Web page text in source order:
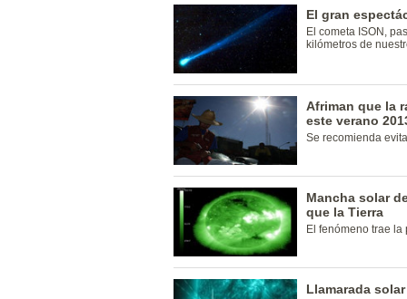
El gran
El cometa ISON,
kilómetros de
Afriman que la
este verano
Se recomienda
Mancha solar
que la Tierra
El fenómeno trae
Llamarada